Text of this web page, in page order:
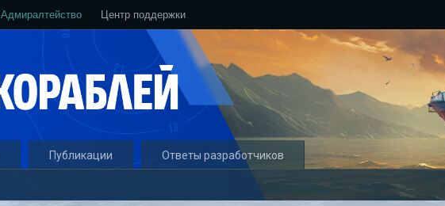
Адмиралтейство Центр поддержки
Публикации Ответы разработчиков